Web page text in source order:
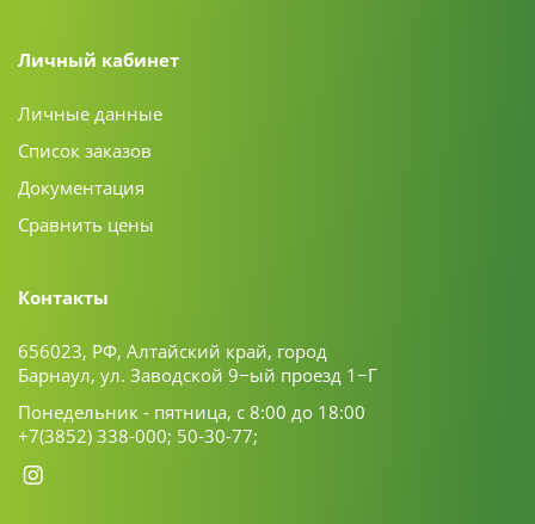
Личный кабинет
Личные данные
Список заказов
Документация
Сравнить цены
Контакты
656023, РФ, Алтайский край, город
Барнаул, ул. Заводской 9−ый проезд 1−Г
Понедельник - пятница, с 8:00 до 18:00
+7(3852) 338-000; 50-30-77;